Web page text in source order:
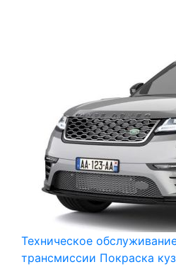
Техническое
трансмиссии Покраска